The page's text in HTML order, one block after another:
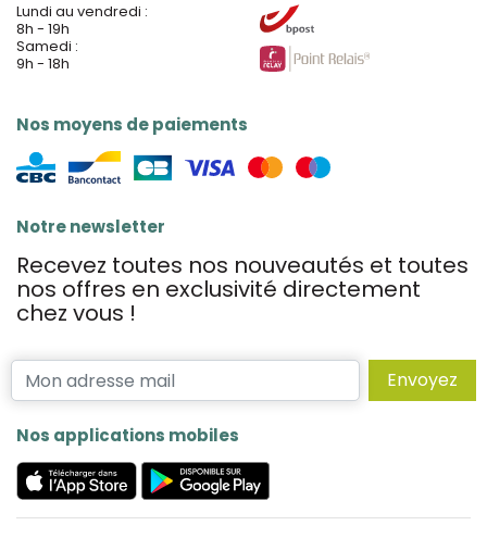
Lundi au vendredi :
8h - 19h
Samedi :
9h - 18h
Nos moyens de paiements
Notre newsletter
Recevez toutes nos nouveautés et toutes
nos offres en exclusivité directement
chez vous !
Envoyez
Nos applications mobiles